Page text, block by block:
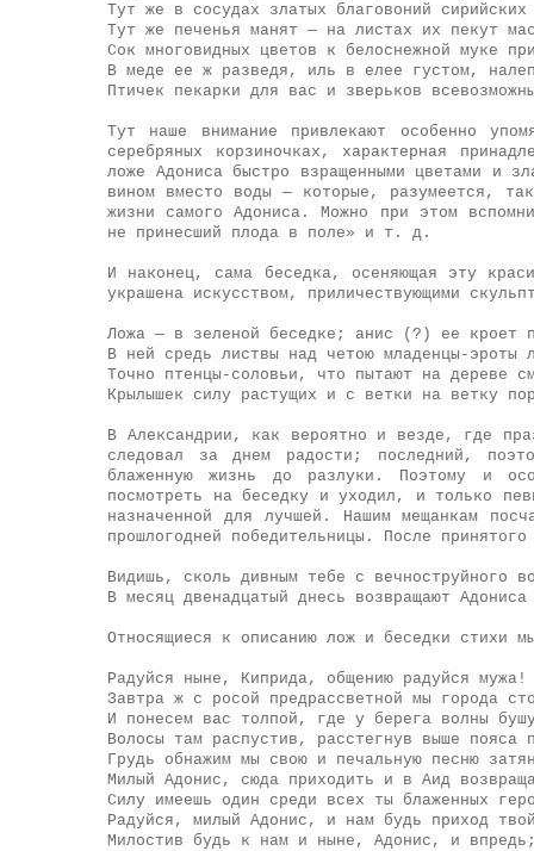
Тут же в сосудах златых благовоний
Тут же печенья манят — на листах их пекут
Сок многовидных цветов к белоснежной муке
В меде ее ж разведя, иль в елее густом,
Птичек пекарки для вас и зверьков
Тут наше внимание привлекают особенно
серебряных корзиночках, характерная
ложе Адониса быстро взращенными цветами и
вином вместо воды — которые, разумеется,
жизни самого Адониса. Можно при этом
не принесший плода в поле» и т. д.
И наконец, сама беседка, осеняющая эту
украшена искусством, приличествующими
Ложа — в зеленой беседке; анис (?) ее кроет
В ней средь листвы над четою младенцы-эроты
Точно птенцы-соловьи, что пытают на дереве
Крылышек силу растущих и с ветки на ветку
В Александрии, как вероятно и везде, где
следовал за днем радости; последний,
блаженную жизнь до разлуки. Поэтому и
посмотреть на беседку и уходил, и только
назначенной для лучшей. Нашим мещанкам
прошлогодней победительницы. После
Видишь, сколь дивным тебе с вечноструйного
В месяц двенадцатый днесь возвращают
Относящиеся к описанию лож и беседки стихи
Радуйся ныне, Киприда, общению радуйся мужа!
Завтра ж с росой предрассветной мы города
И понесем вас толпой, где у берега волны
Волосы там распустив, расстегнув выше пояса
Грудь обнажим мы свою и печальную песню
Милый Адонис, сюда приходить и в Аид
Силу имеешь один среди всех ты блаженных
Радуйся, милый Адонис, и нам будь приход
Милостив будь к нам и ныне, Адонис, и